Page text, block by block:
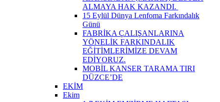
ALMAYA HAK KAZANDI. ​
15 Eylül Dünya Lenfoma Farkındalık
Günü
FABRİKA ÇALIŞANLARINA
YÖNELİK FARKINDALIK
EĞİTİMLERİMİZE DEVAM
EDİYORUZ.
MOBİL KANSER TARAMA TIRI
DÜZCE’DE
EKİM
Ekim